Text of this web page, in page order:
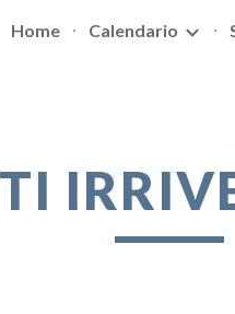
content
Home Calendario